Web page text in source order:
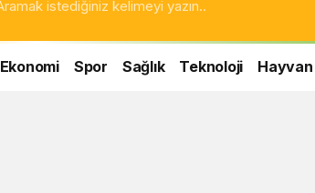
Ekonomi Spor Sağlık Teknoloji Hayvan